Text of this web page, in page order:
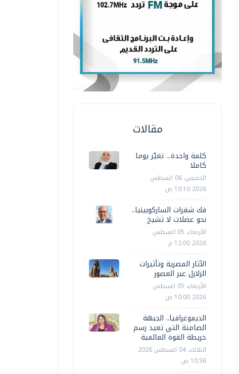
مقالات
كلمة واحدة... تغيّر يوما
كاملا
الخميس، 06 اغسطس
2026 10:10 ص
فك شفرات الساركوبينيا..
نحو عضلات لا تشيخ
الأربعاء، 05 اغسطس
2026 12:00 م
الآثار المصرية وتأثيرات
الزلازل عبر العصور
الأربعاء، 05 اغسطس
2026 10:00 ص
الديموغرافيا.. الجبهة
الصامتة التي تعيد رسم
خريطة القوة العالمية
الثلاثاء، 04 اغسطس 2026
10:36 ص